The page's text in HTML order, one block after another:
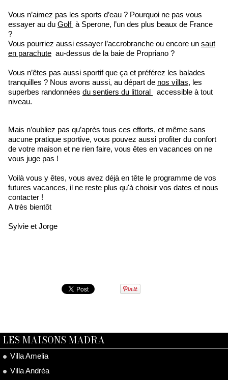
Vous n’aimez pas les sports d’eau ? Pourquoi ne pas vous
essayer au du Golf à Sperone, l’un des plus beaux de France
?
Vous pourriez aussi essayer l’accrobranche ou encore un saut
en parachute au-dessus de la baie de Propriano ?
Vous n’êtes pas aussi sportif que ça et préférez les balades
tranquilles ? Nous avons aussi, au départ de nos villas, les
superbes randonnées du sentiers du littoral
accessible à tout
niveau.
Mais n’oubliez pas qu’après tous ces efforts, et même sans
aucune pratique sportive, vous pouvez aussi profiter du confort
de votre maison et ne rien faire, vous êtes en vacances on ne
vous juge pas !
Voilà vous y êtes, vous avez déjà en tête le programme de vos
futures vacances, il ne reste plus qu'à choisir vos dates et nous
contacter !
A très bientôt
Sylvie et Jorge
LES MAISONS MADRA
Villa Amelia
Villa Andréa